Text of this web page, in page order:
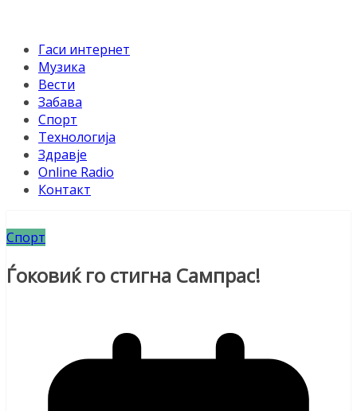
Гаси интернет
Музика
Вести
Забава
Спорт
Технологија
Здравје
Online Radio
Контакт
Спорт
Ѓоковиќ го стигна Сампрас!